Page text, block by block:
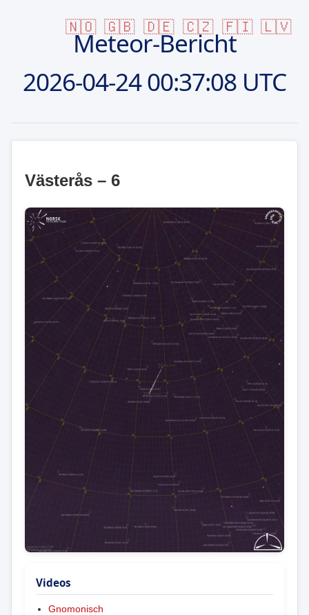
🇳🇴 🇬🇧 🇩🇪 🇨🇿 🇫🇮 🇱🇻
Meteor-Bericht
2026-04-2400:37:08 UTC
Västerås – 6
Videos
Gnomonisch